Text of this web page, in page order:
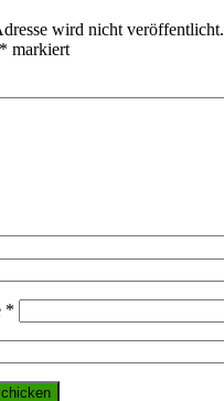
wird nicht veröffentlicht.
* markiert
*